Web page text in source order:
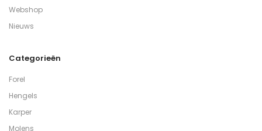
Webshop
Nieuws
Categorieën
Forel
Hengels
Karper
Molens